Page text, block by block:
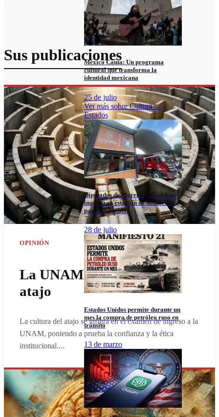
México Canta: Un programa
cultural que transforma la
identidad mexicana
25 de julio
Ver más sobreCultura→
Estados
Diputados de Morena y alcaldesa
inauguran estación de bomberos
para los pueblos
28 de julio
Estados Unidos permite durante un
mes la compra de petróleo ruso en
tránsito
13 de marzo
Sus publicaciones
OPINIÓN
La UNAM y la cultura del
atajo
La cultura del atajo se infiltra en el examen de ingreso a la
UNAM, poniendo a prueba la confianza y la ética
institucional....